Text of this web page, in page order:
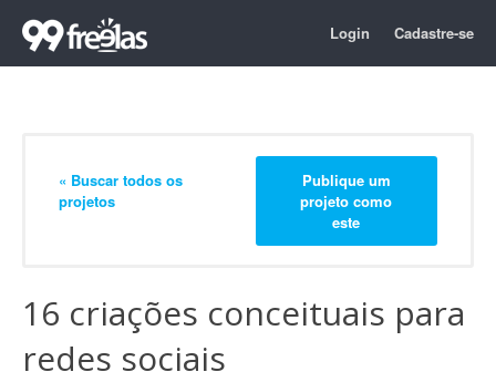
Login Cadastre-se
« Buscar todos os
projetos
Publique um
projeto como
este
16 criações conceituais para
redes sociais